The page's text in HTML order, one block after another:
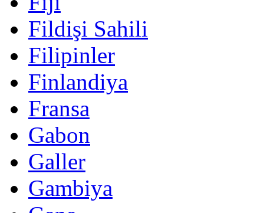
Fildişi Sahili
Filipinler
Finlandiya
Fransa
Gabon
Galler
Gambiya